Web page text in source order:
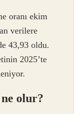
oranı ekim
verilere
43,93 oldu.
2025’te
olur?